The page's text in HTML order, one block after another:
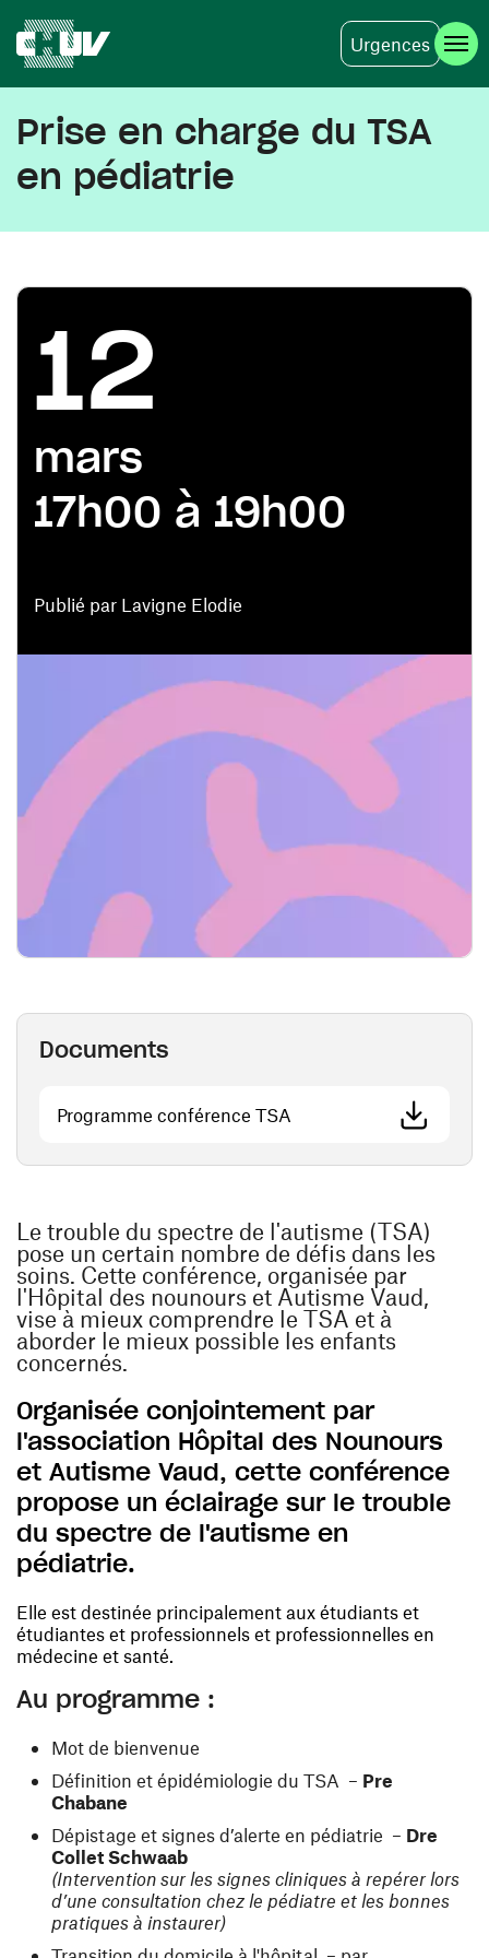
Urgences
Prise en charge du TSA
en pédiatrie
Publié par Lavigne Elodie
12
mars
17h00 à 19h00
Documents
Programme conférence TSA (ouvre une nouvelle
Le trouble du spectre de l'autisme (TSA)
pose un certain nombre de défis dans les
soins. Cette conférence, organisée par
l'Hôpital des nounours et Autisme Vaud,
vise à mieux comprendre le TSA et à
aborder le mieux possible les enfants
concernés.
Organisée conjointement par
l'association Hôpital des Nounours
et Autisme Vaud, cette conférence
propose un éclairage sur le trouble
du spectre de l'autisme en
pédiatrie.
Elle est destinée principalement aux étudiants et
étudiantes et professionnels et professionnelles en
médecine et santé.
Au programme :
Mot de bienvenue
Définition et épidémiologie du TSA – Pre
Chabane
Dépistage et signes d’alerte en pédiatrie – Dre
Collet Schwaab
(Intervention sur les signes cliniques à repérer lors
d’une consultation chez le pédiatre et les bonnes
pratiques à instaurer)